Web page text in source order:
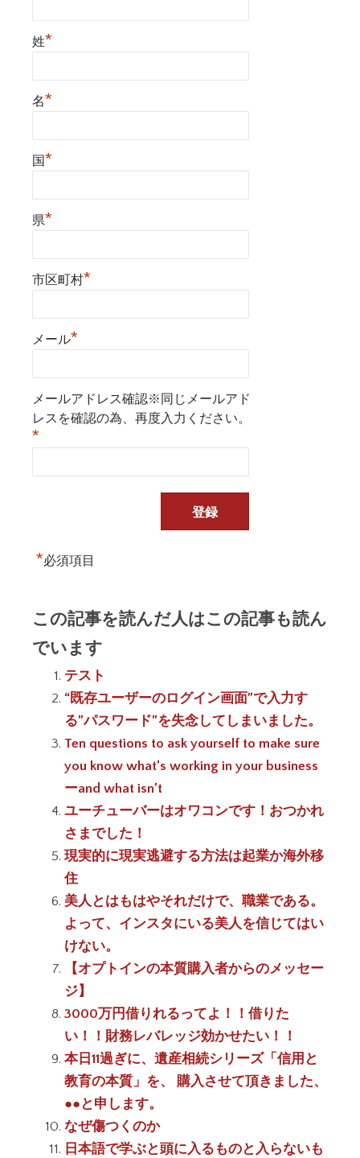
姓*
名*
国*
県*
市区町村*
メール*
メールアドレス確認※同じメールアド
レスを確認の為、再度入力ください。
*
*必須項目
この記事を読んだ人はこの記事も読ん
でいます
テスト
“既存ユーザーのログイン画面”で入力す
る”パスワード”を失念してしまいました。
Ten questions to ask yourself to make sure
you know what’s working in your business
ーand what isn’t
ユーチューバーはオワコンです！おつかれ
さまでした！
現実的に現実逃避する方法は起業か海外移
住
美人とはもはやそれだけで、職業である。
よって、インスタにいる美人を信じてはい
けない。
【オプトインの本質購入者からのメッセー
ジ】
3000万円借りれるってよ！！借りた
い！！財務レバレッジ効かせたい！！
本日11過ぎに、遺産相続シリーズ「信用と
教育の本質」を、 購入させて頂きました、
●●と申します。
なぜ傷つくのか
日本語で学ぶと頭に入るものと入らないも